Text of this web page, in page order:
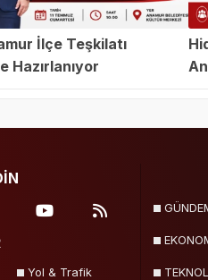
İlçe Teşkilatı
Hazırlanıyor
Yol & Trafik